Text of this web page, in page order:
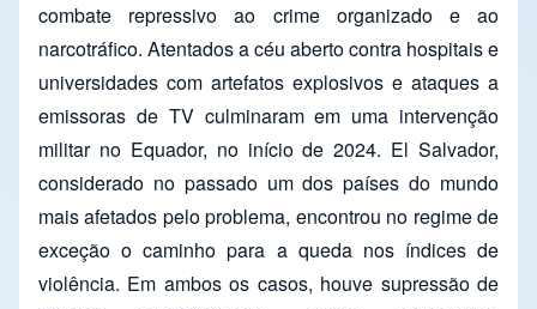
combate repressivo ao crime organizado e ao
narcotráfico. Atentados a céu aberto contra hospitais e
universidades com artefatos explosivos e ataques a
emissoras de TV culminaram em uma intervenção
militar no Equador, no início de 2024. El Salvador,
considerado no passado um dos países do mundo
mais afetados pelo problema, encontrou no regime de
exceção o caminho para a queda nos índices de
violência. Em ambos os casos, houve supressão de